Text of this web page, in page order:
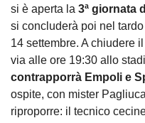
si è aperta la 3ª giornata
si concluderà poi nel
14 settembre. A chiudere
via alle ore 19:30 allo
contrapporrà Empoli e
ospite, con mister
riproporre: il tecnico